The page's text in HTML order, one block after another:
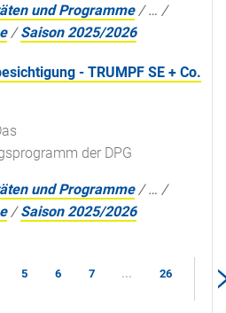
und Programme /… /
/Saison 2025/2026
- TRUMPF SE + Co.
der DPG
und Programme /… /
/Saison 2025/2026
5 6 7 ... 26